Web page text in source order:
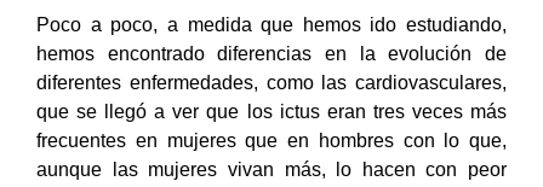
Poco a poco, a medida que hemos ido estudiando,
hemos encontrado diferencias en la evolución de
diferentes enfermedades, como las cardiovasculares,
que se llegó a ver que los ictus eran tres veces más
frecuentes en mujeres que en hombres con lo que,
aunque las mujeres vivan más, lo hacen con peor